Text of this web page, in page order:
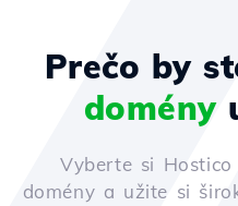
Prečo by
domény
Vyberte si
domény a užite si